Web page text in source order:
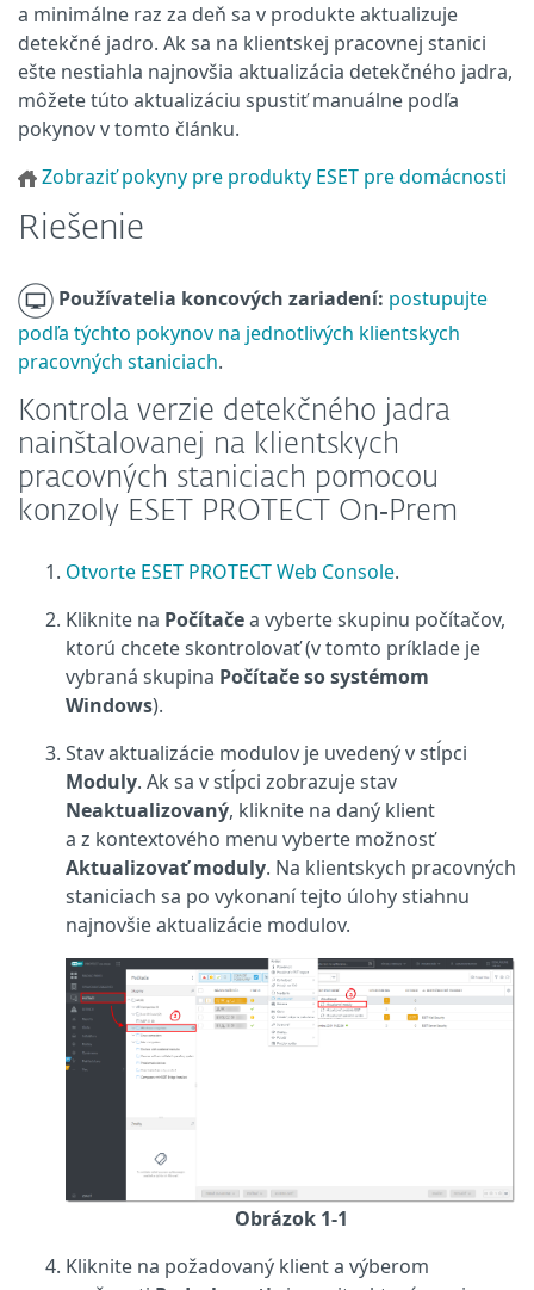
a minimálne raz za deň sa v produkte aktualizuje
detekčné jadro. Ak sa na klientskej pracovnej stanici
ešte nestiahla najnovšia aktualizácia detekčného jadra,
môžete túto aktualizáciu spustiť manuálne podľa
pokynov v tomto článku.
Zobraziť pokyny pre produkty ESET pre domácnosti
Riešenie
Používatelia koncových zariadení: postupujte
podľa týchto pokynov na jednotlivých klientskych
pracovných staniciach.
Kontrola verzie detekčného jadra
nainštalovanej na klientskych
pracovných staniciach pomocou
konzoly ESET PROTECT On‑Prem
Otvorte ESET PROTECT Web Console.
Kliknite na Počítačea vyberte skupinu počítačov,
ktorú chcete skontrolovať (v tomto príklade je
vybraná skupina Počítače so systémom
Windows).
Stav aktualizácie modulov je uvedený v stĺpci
Moduly. Ak sa v stĺpci zobrazuje stav
Neaktualizovaný, kliknite na daný klient
a z kontextového menu vyberte možnosť
Aktualizovať moduly. Na klientskych pracovných
staniciach sa po vykonaní tejto úlohy stiahnu
najnovšie aktualizácie modulov.
Obrázok 1-1
Kliknite na požadovaný klient a výberom